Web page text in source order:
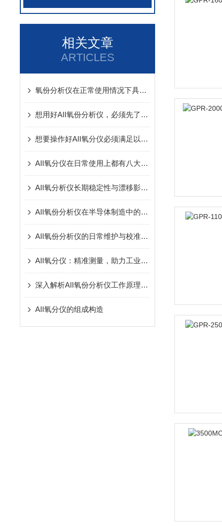
相关文章
ARTICLES
氧份分析仪在正常使用情况下具有什么亮点？
想用好AII氧份分析仪，必须先了解其工作原理
想要操作好AII氧分仪必须满足以下条件
AII氧分仪在日常使用上都有八大特点
AII氧分析仪长期稳定性与漂移影响因素分析
AII氧份分析仪在半导体制造中的关键作用
AII氧份分析仪的日常维护与校准技巧
AII氧分仪：精准测量，助力工业气体分析
深入解析AII氧份分析仪工作原理与优势
AII氧分仪的组成构造